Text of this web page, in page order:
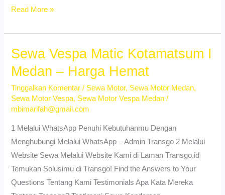
Sewa
Vario
Sudirejo
Medan
–
Booking
Cepat
Read More »
Sewa Vespa Matic Kotamatsum I
Medan – Harga Hemat
Tinggalkan Komentar / Sewa Motor, Sewa Motor Medan,
Sewa Motor Vespa, Sewa Motor Vespa Medan /
mbimarifah@gmail.com
1 Melalui WhatsApp Penuhi Kebutuhanmu Dengan
Menghubungi Melalui WhatsApp – Admin Transgo 2 Melalui
Website Sewa Melalui Website Kami di Laman Transgo.id
Temukan Solusimu di Transgo! Find the Answers to Your
Questions Tentang Kami Testimonials Apa Kata Mereka